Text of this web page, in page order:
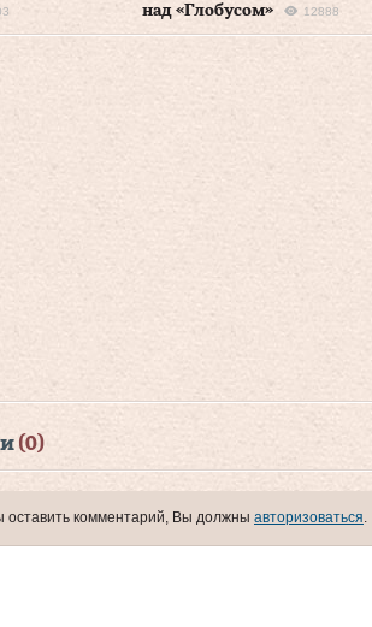
над «Глобусом»
12888
(0)
оставить комментарий, Вы должны авторизоваться.